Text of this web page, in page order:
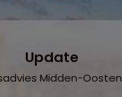
Update
Midden-Oosten